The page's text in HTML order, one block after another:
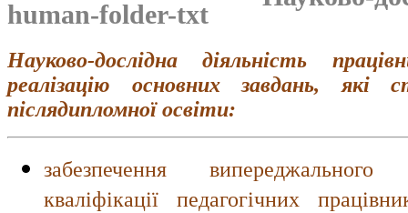
Науково-дослідна діяльність
реалізацію основних завдань, які
післядипломної освіти:
забезпечення
кваліфікації педагогічних